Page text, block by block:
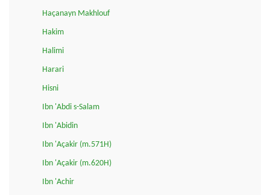
Haçanayn Makhlouf
Hakim
Halimi
Harari
Hisni
Ibn 'Abdi s-Salam
Ibn 'Abidin
Ibn 'Açakir (m.571H)
Ibn 'Açakir (m.620H)
Ibn 'Achir